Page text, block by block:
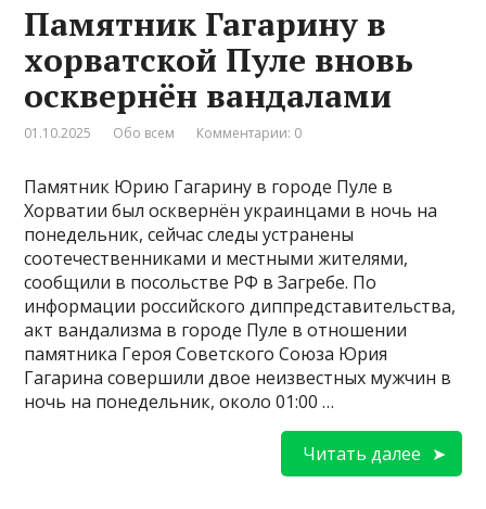
Памятник Гагарину в
хорватской Пуле вновь
осквернён вандалами
01.10.2025 Обо всем Комментарии: 0
Памятник Юрию Гагарину в городе Пуле в
Хорватии был осквернён украинцами в ночь на
понедельник, сейчас следы устранены
соотечественниками и местными жителями,
сообщили в посольстве РФ в Загребе. По
информации российского диппредставительства,
акт вандализма в городе Пуле в отношении
памятника Героя Советского Союза Юрия
Гагарина совершили двое неизвестных мужчин в
ночь на понедельник, около 01:00 …
Читать далее